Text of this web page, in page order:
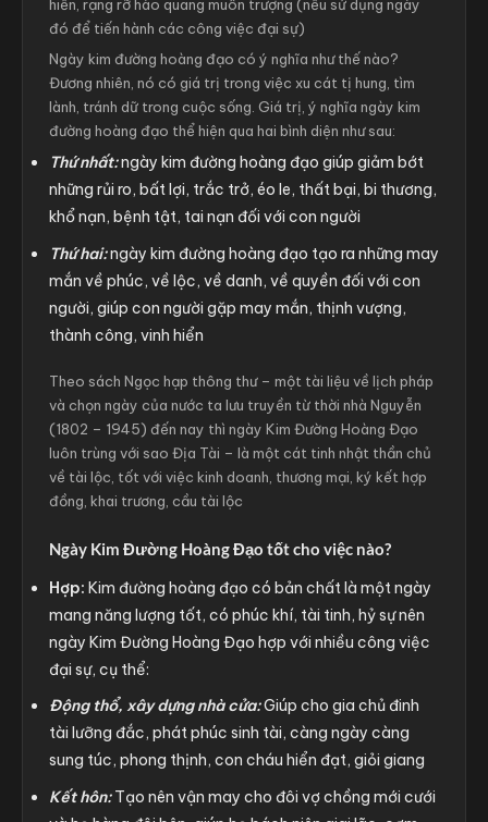
hiển, rạng rỡ hào quang muôn trượng (nếu sử dụng ngày
đó để tiến hành các công việc đại sự)
Ngày kim đường hoàng đạo có ý nghĩa như thế nào?
Đương nhiên, nó có giá trị trong việc xu cát tị hung, tìm
lành, tránh dữ trong cuộc sống. Giá trị, ý nghĩa ngày kim
đường hoàng đạo thể hiện qua hai bình diện như sau:
Thứ nhất:ngày kim đường hoàng đạo giúp giảm bớt
những rủi ro, bất lợi, trắc trở, éo le, thất bại, bi thương,
khổ nạn, bệnh tật, tai nạn đối với con người
Thứ hai:ngày kim đường hoàng đạo tạo ra những may
mắn về phúc, về lộc, về danh, về quyền đối với con
người, giúp con người gặp may mắn, thịnh vượng,
thành công, vinh hiển
Theo sách Ngọc hạp thông thư – một tài liệu về lịch pháp
và chọn ngày của nước ta lưu truyền từ thời nhà Nguyễn
(1802 – 1945) đến nay thì ngày Kim Đường Hoàng Đạo
luôn trùng với sao Địa Tài – là một cát tinh nhật thần chủ
về tài lộc, tốt với việc kinh doanh, thương mại, ký kết hợp
đồng, khai trương, cầu tài lộc
Ngày Kim Đường Hoàng Đạo tốt cho việc nào?
Hợp: Kim đường hoàng đạo có bản chất là một ngày
mang năng lượng tốt, có phúc khí, tài tinh, hỷ sự nên
ngày Kim Đường Hoàng Đạo hợp với nhiều công việc
đại sự, cụ thể:
Động thổ, xây dựng nhà cửa:Giúp cho gia chủ đinh
tài lưỡng đắc, phát phúc sinh tài, càng ngày càng
sung túc, phong thịnh, con cháu hiển đạt, giỏi giang
Kết hôn:Tạo nên vận may cho đôi vợ chồng mới cưới